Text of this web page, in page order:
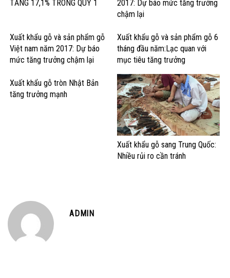
TĂNG 17,1% TRONG QUÝ 1
2017: Dự báo mức tăng trưởng
chậm lại
Xuất khẩu gỗ và sản phẩm gỗ
Việt nam năm 2017: Dự báo
mức tăng trưởng chậm lại
Xuất khẩu gỗ và sản phẩm gỗ 6
tháng đầu năm:Lạc quan với
mục tiêu tăng trưởng
Xuất khẩu gỗ tròn Nhật Bản
tăng trưởng mạnh
Xuất khẩu gỗ sang Trung Quốc:
Nhiều rủi ro cần tránh
ADMIN